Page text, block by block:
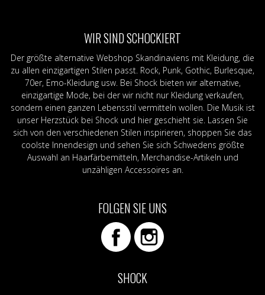
WIR SIND SCHOCKIERT
Der größte alternative Webshop Skandinaviens mit Kleidung, die
zu allen einzigartigen Stilen passt. Rock, Punk, Gothic, Burlesque,
70er, Emo-Kleidung usw. Bei Shock bieten wir alternative,
einzigartige Mode, bei der wir nicht nur Kleidung verkaufen,
sondern einen ganzen Lebensstil vermitteln wollen. Die Musik ist
unser Herzstück bei Shock und hier geschieht sie. Lassen Sie
sich von den verschiedenen Stilen inspirieren, shoppen Sie das
coolste Innendesign und sehen Sie sich Schwedens größte
Auswahl an Haarfärbemitteln, Merchandise-Artikeln und
unzähligen Accessoires an.
FOLGEN SIE UNS
SHOCK